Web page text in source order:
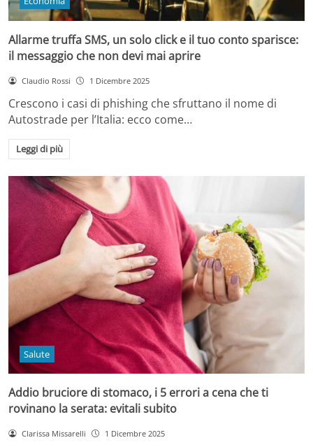
Allarme truffa SMS, un solo click e il tuo conto sparisce:
il messaggio che non devi mai aprire
Claudio Rossi 1 Dicembre 2025
Crescono i casi di phishing che sfruttano il nome di
Autostrade per l’Italia: ecco come…
Leggi di più
Salute
Addio bruciore di stomaco, i 5 errori a cena che ti
rovinano la serata: evitali subito
Clarissa Missarelli 1 Dicembre 2025